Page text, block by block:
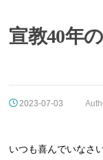
宣教40年
2023-07-03
いつも喜んでいなさ